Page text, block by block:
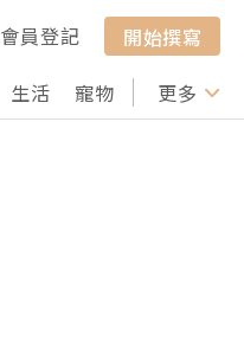
會員登記
開始撰寫
生活 寵物 行山 打卡
更多